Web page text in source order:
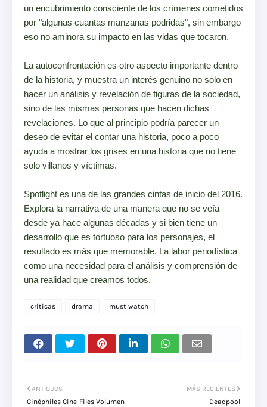
un encubrimiento consciente de los crímenes cometidos
por "algunas cuantas manzanas podridas", sin embargo
eso no aminora su impacto en las vidas que tocaron.
La autoconfrontación es otro aspecto importante dentro
de la historia, y muestra un interés genuino no solo en
hacer un análisis y revelación de figuras de la sociedad,
sino de las mismas personas que hacen dichas
revelaciones. Lo que al principio podría parecer un
deseo de evitar el contar una historia, poco a poco
ayuda a mostrar los grises en una historia que no tiene
solo villanos y víctimas.
Spotlight es una de las grandes cintas de inicio del 2016.
Explora la narrativa de una manera que no se veía
desde ya hace algunas décadas y si bien tiene un
desarrollo que es tortuoso para los personajes, el
resultado es más que memorable. La labor periodística
como una necesidad para el análisis y comprensión de
una realidad que creamos todos.
criticas drama must watch
MÁS RECIENTES
Deadpool
ANTIGUOS
Cinéphiles Cine-Files Volumen